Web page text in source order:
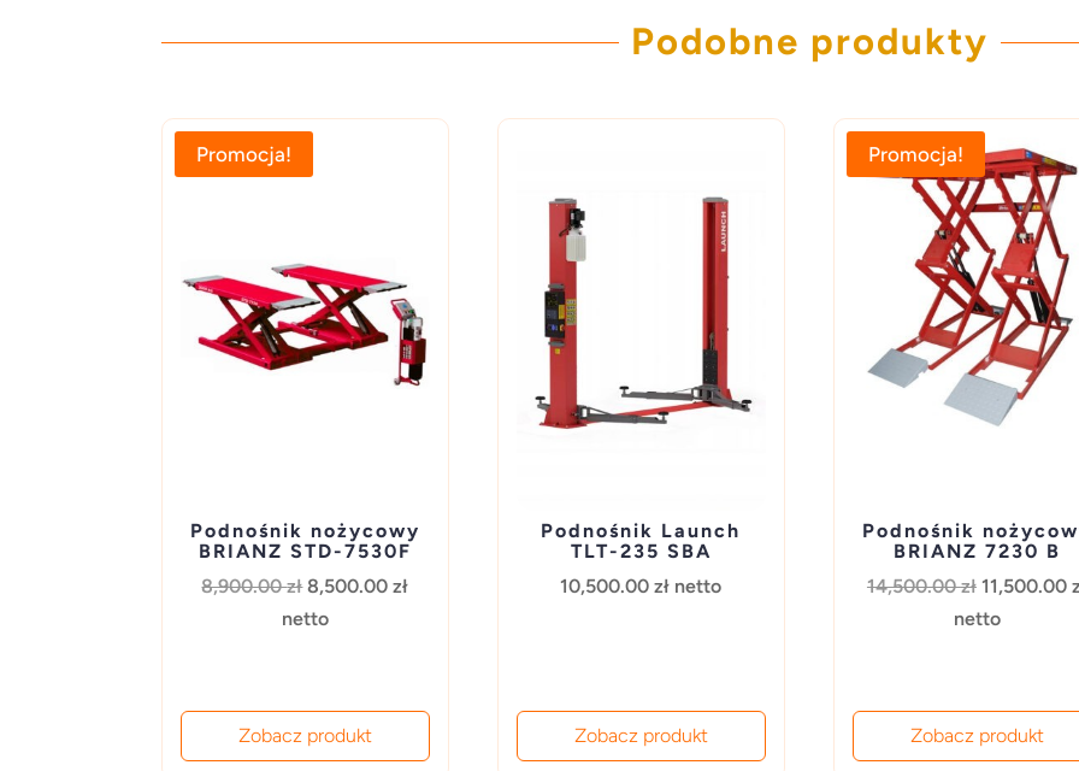
Podobne produkty
Promocja!
Podnośnik nożycowy
BRIANZ STD-7530F
8,900.00złPierwotna
cena
8,500.00złAktualna
netto
Zobacz produkt
Podnośnik Launch
TLT-235 SBA
10,500.00zł netto
Zobacz produkt
Promocja!
Podnośnik
BRIANZ 7230 B
14,500.00zł Pierwotna
cena
11,500.00
netto
Zobacz produkt